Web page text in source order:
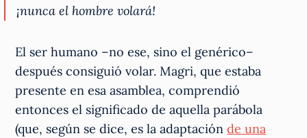
¡nunca el hombre volará!
El ser humano –no ese, sino el genérico–
después consiguió volar. Magri, que estaba
presente en esa asamblea, comprendió
entonces el significado de aquella parábola
(que, según se dice, es la adaptaciónde una